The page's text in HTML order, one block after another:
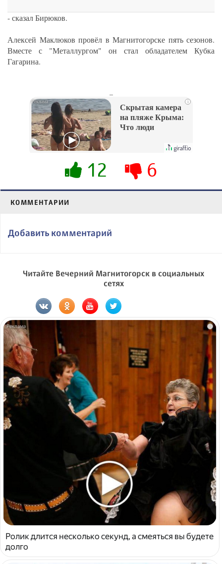
- сказал Бирюков.
Алексей Маклюков провёл в Магнитогорске пять сезонов.
Вместе с "Металлургом" он стал обладателем Кубка
Гагарина.
i
Скрытая камера
на пляже Крыма:
Что люди
их не видят...
12 6
КОММЕНТАРИИ
Добавить комментарий
Читайте Вечерний Магнитогорск в социальных
сетях
i
Ролик длится несколько секунд, а смеяться вы будете
долго